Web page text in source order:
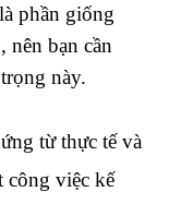
phần giống
nên bạn cần
này.
từ thực tế và
công việc kế